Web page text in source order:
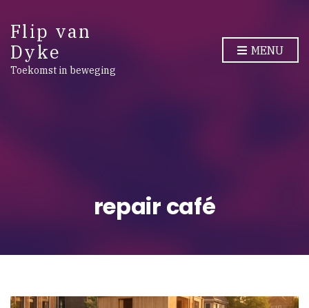
Flip van
Dyke
Toekomst in beweging
MENU
repair café